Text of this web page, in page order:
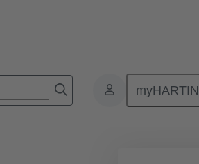
Produtos Motherboard to